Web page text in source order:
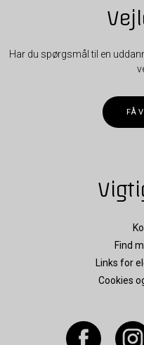
Har du spørgsmål til en
FÅ
Find
Links for
Cookies